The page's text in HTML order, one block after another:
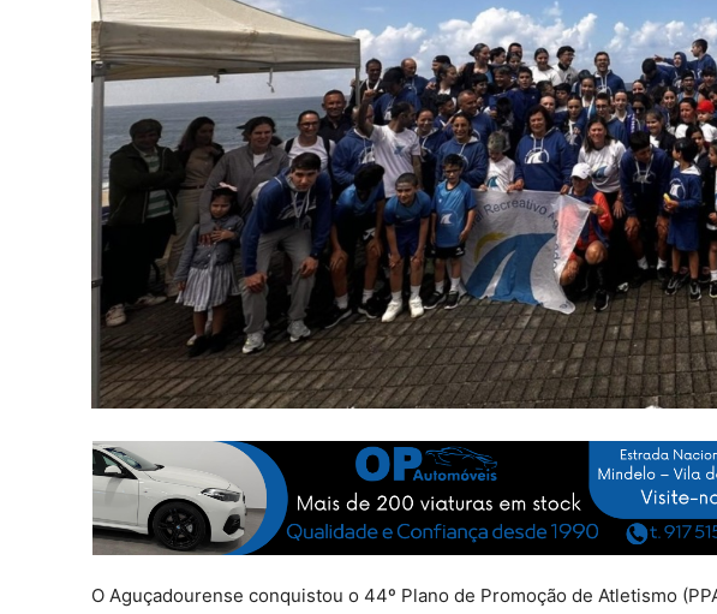
O Aguçadourense conquistou o 44º Plano de Promoção de Atletismo